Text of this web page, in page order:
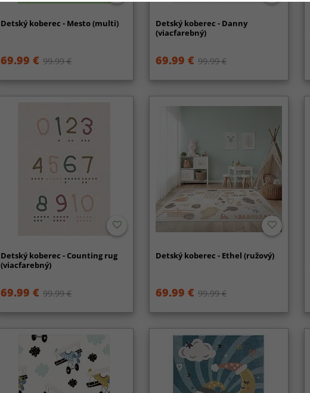
Detský koberec - Mesto (multi)
69.99 € 99.99 €
Detský koberec - Danny
(viacfarebný)
69.99 € 99.99 €
Detský koberec - Counting rug
(viacfarebný)
69.99 € 99.99 €
Detský koberec - Ethel (ružový)
69.99 € 99.99 €